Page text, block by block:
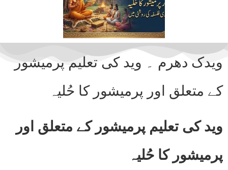
ویدک دھرم ۔ وید کی تعلیم پرمیشور
کے متعلق اور پرمیشور کا حُلیہ
وید کی تعلیم پرمیشور کے متعلق اور
پرمیشور کا حُلیہ